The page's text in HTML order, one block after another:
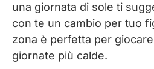
una giornata di sole ti
con te un cambio per tuo
zona è perfetta per giocare
giornate più calde.